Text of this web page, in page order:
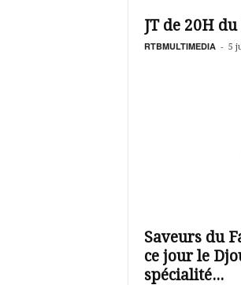
JT de 20H
RTBMULTIMEDIA - 5
Saveurs du
ce jour le
spécialité...